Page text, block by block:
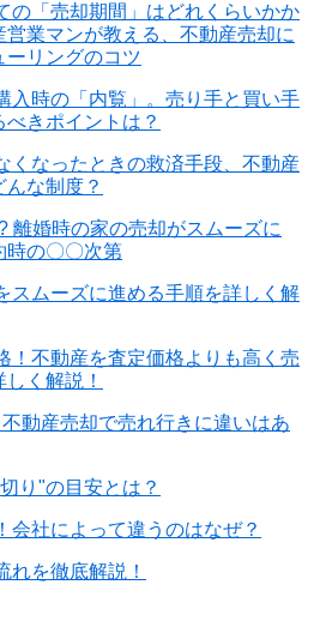
の「売却期間」はどれくらいかか
業マンが教える、不動産売却に
ーリングのコツ
入時の「内覧」。売り手と買い手
きポイントは？
くなったときの救済手段、不動産
な制度？
離婚時の家の売却がスムーズに
時の〇〇次第
スムーズに進める手順を詳しく解
！不動産を査定価格よりも高く売
く解説！
動産売却で売れ行きに違いはあ
り"の目安とは？
会社によって違うのはなぜ？
れを徹底解説！